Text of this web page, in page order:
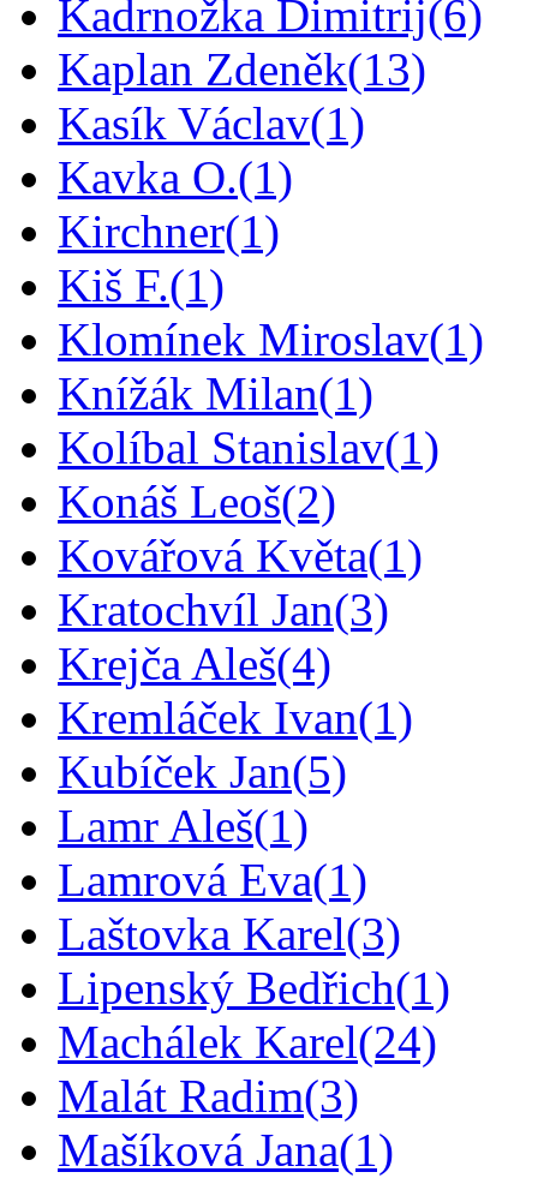
Kadrnožka Dimitrij(6)
Kaplan Zdeněk(13)
Kasík Václav(1)
Kavka O.(1)
Kirchner(1)
Kiš F.(1)
Klomínek Miroslav(1)
Knížák Milan(1)
Kolíbal Stanislav(1)
Konáš Leoš(2)
Kovářová Květa(1)
Kratochvíl Jan(3)
Krejča Aleš(4)
Kremláček Ivan(1)
Kubíček Jan(5)
Lamr Aleš(1)
Lamrová Eva(1)
Laštovka Karel(3)
Lipenský Bedřich(1)
Machálek Karel(24)
Malát Radim(3)
Mašíková Jana(1)